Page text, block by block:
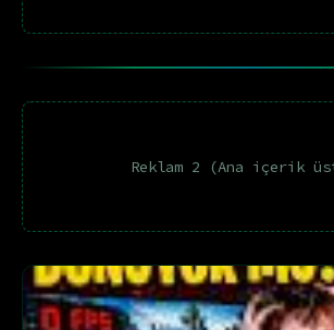
Reklam 2 (Ana içerik